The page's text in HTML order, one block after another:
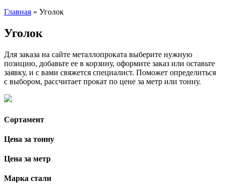
Главная » Уголок
Уголок
Для заказа на сайте металлопроката выберите нужную
позицию, добавьте ее в корзину, оформите заказ или оставьте
заявку, и с вами свяжется специалист. Поможет определиться
с выбором, рассчитает прокат по цене за метр или тонну.
Сортамент
Цена за тонну
Цена за метр
Марка стали